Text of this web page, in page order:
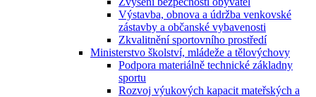
Výstavba, obnova a údržba venkovské
zástavby a občanské vybavenosti
Zkvalitnění sportovního prostředí
Ministerstvo školství, mládeže a tělovýchovy
Podpora materiálně technické základny
sportu
Rozvoj výukových kapacit mateřských a